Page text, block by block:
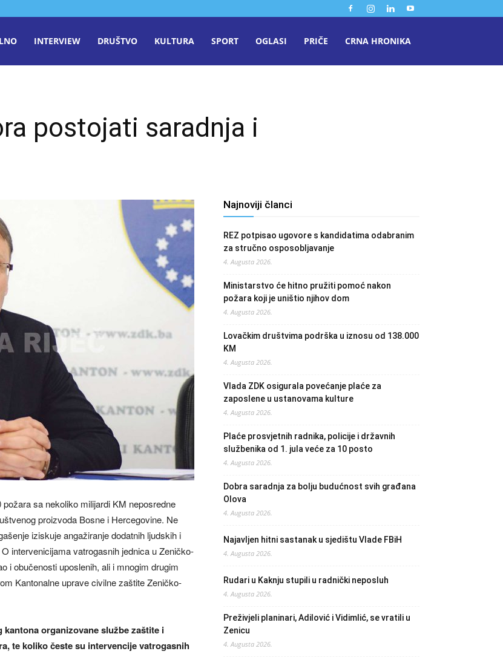
INTERVIEW DRUŠTVO KULTURA SPORT OGLASI PRIČE CRNA HRONIKA
postojati saradnja i
sa nekoliko milijardi KM neposredne
proizvoda Bosne i Hercegovine. Ne
iziskuje angažiranje dodatnih ljudskih i
intervenicijama vatrogasnih jednica u Zeničko-
i obučenosti uposlenih, ali i mnogim drugim
Kantonalne uprave civilne zaštite Zeničko-
organizovane službe zaštite i
te koliko česte su intervencije vatrogasnih
Najnoviji članci
REZ potpisao ugovore s kandidatima odabranim
za stručno osposobljavanje
4. Augusta 2026.
Ministarstvo će hitno pružiti pomoć nakon
požara koji je uništio njihov dom
4. Augusta 2026.
Lovačkim društvima podrška u iznosu od 138.000
KM
4. Augusta 2026.
Vlada ZDK osigurala povećanje plaće za
zaposlene u ustanovama kulture
4. Augusta 2026.
Plaće prosvjetnih radnika, policije i državnih
službenika od 1. jula veće za 10 posto
4. Augusta 2026.
Dobra saradnja za bolju budućnost svih građana
Olova
4. Augusta 2026.
Najavljen hitni sastanak u sjedištu Vlade FBiH
4. Augusta 2026.
Rudari u Kaknju stupili u radnički neposluh
4. Augusta 2026.
Preživjeli planinari, Adilović i Vidimlić, se vratili u
Zenicu
4. Augusta 2026.